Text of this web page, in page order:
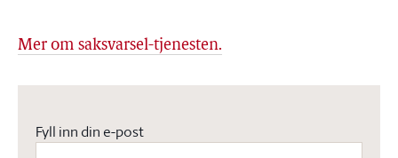
Mer om saksvarsel-tjenesten.
Fyll inn din e-post